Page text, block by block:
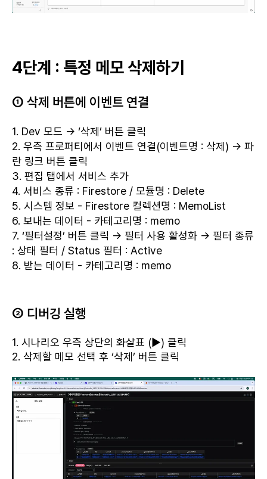
4단계 : 특정 메모 삭제하기
① 삭제 버튼에 이벤트 연결
1. Dev 모드 → ‘삭제’ 버튼 클릭
2. 우측 프로퍼티에서 이벤트 연결(이벤트명 : 삭제) → 파
란 링크 버튼 클릭
3. 편집 탭에서 서비스 추가
4. 서비스 종류 : Firestore / 모듈명 : Delete
5. 시스템 정보 - Firestore 컬렉션명 : MemoList
6. 보내는 데이터 - 카테고리명 : memo
7. ‘필터설정’ 버튼 클릭 → 필터 사용 활성화 → 필터 종류
: 상태 필터 / Status 필터 : Active
8. 받는 데이터 - 카테고리명 : memo
② 디버깅 실행
1. 시나리오 우측 상단의 화살표 (▶) 클릭
2. 삭제할 메모 선택 후 ‘삭제’ 버튼 클릭